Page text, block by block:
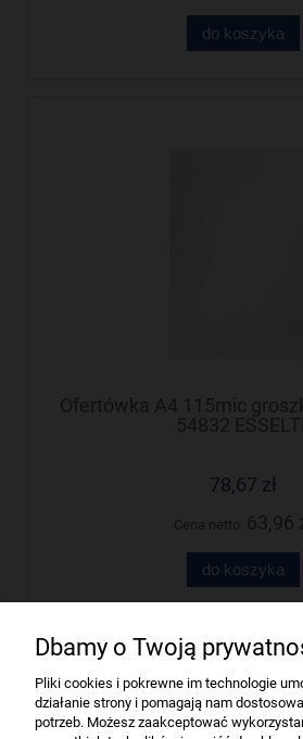
do koszyka
Ofertówka A4 115mic
54832
78,67 zł
do koszyka
Firma
Bindownice wg
Dbamy o Twoją
Pliki cookies i pokrewne im technologie
działanie strony i pomagają nam
potrzeb. Możesz zaakceptować